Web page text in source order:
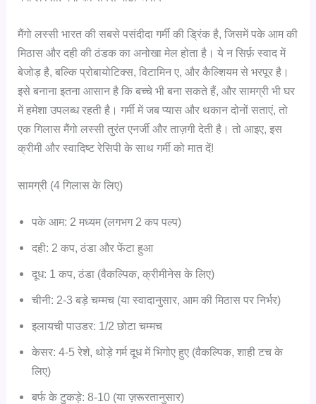
मैंगो लस्सी भारत की सबसे पसंदीदा गर्मी की ड्रिंक है, जिसमें पके आम की
मिठास और दही की ठंडक का अनोखा मेल होता है। ये न सिर्फ़ स्वाद में
बेजोड़ है, बल्कि प्रोबायोटिक्स, विटामिन ए, और कैल्शियम से भरपूर है।
इसे बनाना इतना आसान है कि बच्चे भी बना सकते हैं, और सामग्री भी घर
में हमेशा उपलब्ध रहती है। गर्मी में जब प्यास और थकान दोनों सताएं, तो
एक गिलास मैंगो लस्सी तुरंत एनर्जी और ताज़गी देती है। तो आइए, इस
क्रीमी और स्वादिष्ट रेसिपी के साथ गर्मी को मात दें!
सामग्री (4 गिलास के लिए)
पके आम: 2 मध्यम (लगभग 2 कप पल्प)
दही: 2 कप, ठंडा और फेंटा हुआ
दूध: 1 कप, ठंडा (वैकल्पिक, क्रीमीनेस के लिए)
चीनी: 2-3 बड़े चम्मच (या स्वादानुसार, आम की मिठास पर निर्भर)
इलायची पाउडर: 1/2 छोटा चम्मच
केसर: 4-5 रेशे, थोड़े गर्म दूध में भिगोए हुए (वैकल्पिक, शाही टच के
लिए)
बर्फ के टुकड़े: 8-10 (या ज़रूरतानुसार)